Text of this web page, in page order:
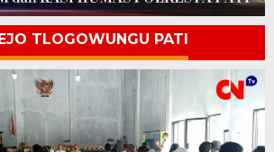
TLOGOWUNGU PATI